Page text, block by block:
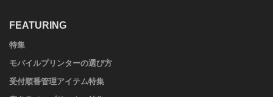
FEATURING
特集
モバイルプリンターの選び方
受付順番管理アイテム特集